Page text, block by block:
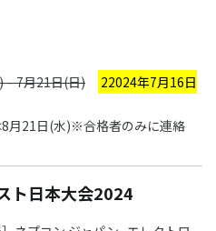
– 7月21日(日)
22024年7月16日
月21日(水)※合格者のみに連絡
ト日本大会2024